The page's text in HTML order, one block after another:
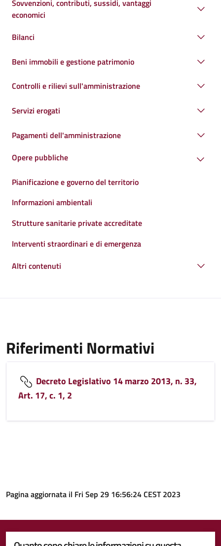
Sovvenzioni, contributi, sussidi, vantaggi
economici
Bilanci
Beni immobili e gestione patrimonio
Controlli e rilievi sull'amministrazione
Servizi erogati
Pagamenti dell'amministrazione
Opere pubbliche
Pianificazione e governo del territorio
Informazioni ambientali
Strutture sanitarie private accreditate
Interventi straordinari e di emergenza
Altri contenuti
Riferimenti Normativi
Decreto Legislativo 14 marzo 2013, n. 33,
Art. 17, c. 1, 2
Pagina aggiornata il Fri Sep 29 16:56:24 CEST 2023